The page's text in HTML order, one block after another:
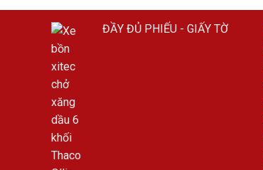
ĐẦY ĐỦ PHIẾU - GIẤY TỜ